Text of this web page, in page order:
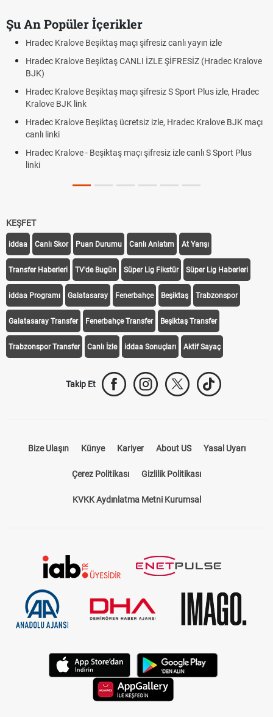
Şu An Popüler İçerikler
Hradec Kralove Beşiktaş maçı şifresiz canlı yayın izle
Hradec Kralove Beşiktaş CANLI İZLE ŞİFRESİZ (Hradec Kralove
BJK)
Hradec Kralove Beşiktaş maçı şifresiz S Sport Plus izle, Hradec
Kralove BJK link
Hradec Kralove Beşiktaş ücretsiz izle, Hradec Kralove BJK maçı
canlı linki
Hradec Kralove - Beşiktaş maçı şifresiz izle canlı S Sport Plus
linki
KEŞFET
iddaa Canlı Skor Puan Durumu Canlı Anlatım At Yarışı
Transfer Haberleri TV'de Bugün Süper Lig Fikstür Süper Lig Haberleri
iddaa Programı Galatasaray Fenerbahçe Beşiktaş Trabzonspor
Galatasaray Transfer Fenerbahçe Transfer Beşiktaş Transfer
Trabzonspor Transfer Canlı İzle iddaa Sonuçları Aktif Sayaç
Takip Et
Bize Ulaşın Künye Kariyer About US Yasal Uyarı
Çerez Politikası Gizlilik Politikası
KVKK Aydınlatma Metni Kurumsal